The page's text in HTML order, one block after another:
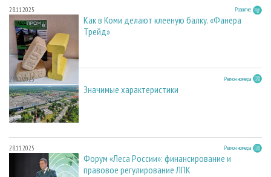
28.11.2025 Развитие
Как в Коми делают клееную балку. «Фанера
Трейд»
28.11.2025 Регион номера
Значимые характеристики
28.11.2025 Регион номера
Форум «Леса России»: финансирование и
правовое регулирование ЛПК